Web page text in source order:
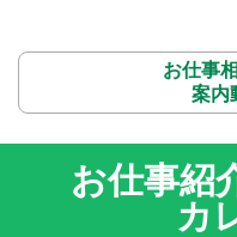
お仕事
案内
お仕事紹
カ